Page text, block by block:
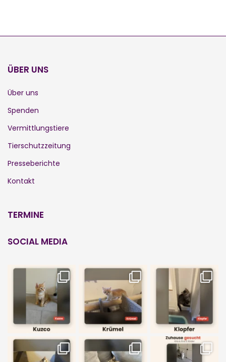
ÜBER UNS
Über uns
Spenden
Vermittlungstiere
Tierschutzzeitung
Presseberichte
Kontakt
TERMINE
SOCIAL MEDIA